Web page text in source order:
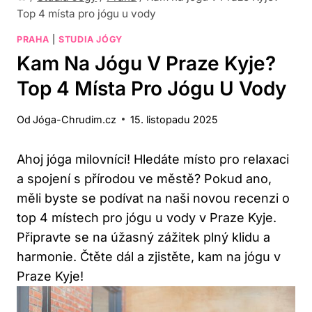
Top 4 místa pro jógu u vody
PRAHA |STUDIA JÓGY
Kam Na Jógu V Praze Kyje?
Top 4 Místa Pro Jógu U Vody
Od Jóga-Chrudim.cz 15. listopadu 2025
Ahoj jóga milovníci! Hledáte místo pro relaxaci
a spojení s přírodou ve městě? Pokud ano,
měli byste se podívat na naši novou recenzi o
top 4 místech pro jógu u vody v Praze Kyje.
Připravte se na úžasný zážitek plný klidu a
harmonie. Čtěte dál a zjistěte, kam na jógu v
Praze Kyje!